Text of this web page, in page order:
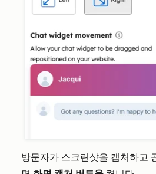
방문자가 스크린샷을 캡처하고